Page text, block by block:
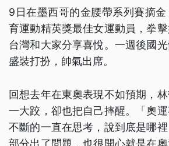
9日在墨西哥的金腰帶系列賽摘
育運動精英獎最佳女運動員，拳
台灣和大家分享喜悅。一週後國
盛裝打扮，帥氣出席。
回想去年在東奧表現不如預期，
一大跤，卻也把自己摔醒。「奧
不斷的一直在思考，說到底是哪
部分出了問題，也很開心就是在